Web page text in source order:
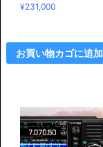
¥231,000
お買い物カゴに追加